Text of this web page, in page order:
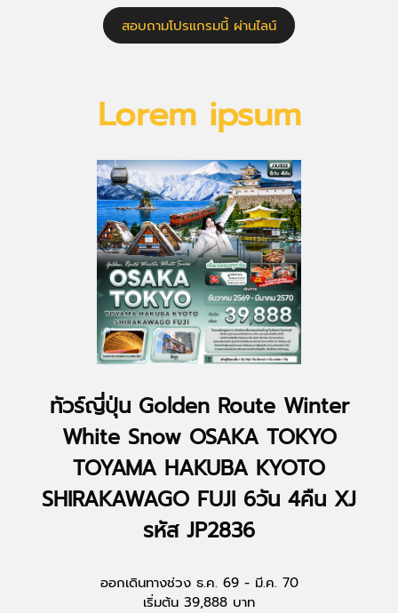
สอบถามโปรแกรมนี้ ผ่านไลน์
Lorem ipsum
ทัวร์ญี่ปุ่น Golden Route Winter
White Snow OSAKA TOKYO
TOYAMA HAKUBA KYOTO
SHIRAKAWAGO FUJI 6วัน 4คืน XJ
รหัส JP2836
ออกเดินทางช่วง ธ.ค. 69 - มี.ค. 70
เริ่มต้น 39,888 บาท